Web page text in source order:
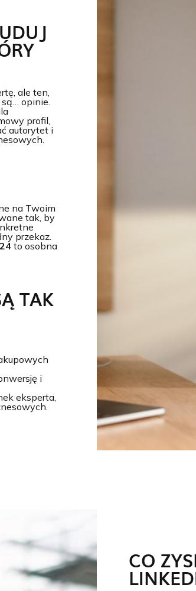
ale ten,
opinie.
profil,
autorytet i
na Twoim
tak, by
przekaz.
to osobna
TAK
i
eksperta,
CO